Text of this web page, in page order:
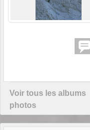
Voir tous les albums
photos